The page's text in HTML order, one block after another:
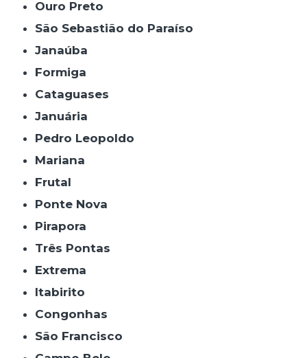
Ouro Preto
São Sebastião do Paraíso
Janaúba
Formiga
Cataguases
Januária
Pedro Leopoldo
Mariana
Frutal
Ponte Nova
Pirapora
Três Pontas
Extrema
Itabirito
Congonhas
São Francisco